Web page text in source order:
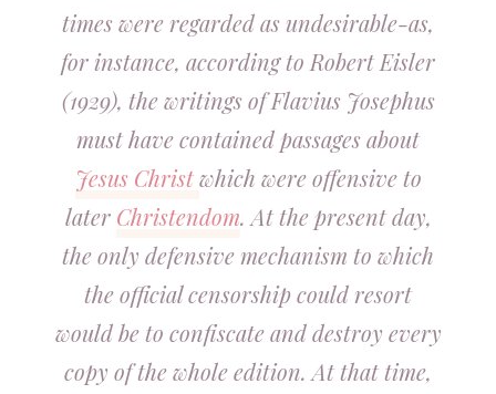
times were regarded as undesirable-as,
for instance, according to Robert Eisler
(1929), the writings of Flavius Josephus
must have contained passages about
Jesus Christwhich were offensive to
later Christendom. At the present day,
the only defensive mechanism to which
the official censorship could resort
would be to confiscate and destroy every
copy of the whole edition. At that time,